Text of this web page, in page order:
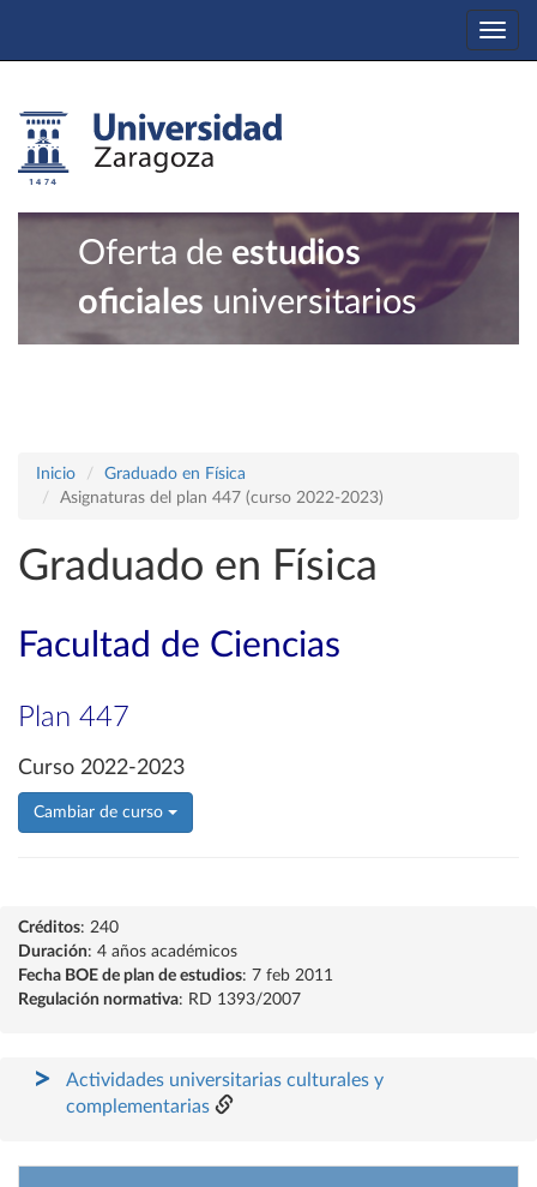
Oferta de estudios
oficiales universitarios
Inicio
Graduado en Física
Asignaturas del plan 447 (curso 2022-2023)
Graduado en Física
Facultad de Ciencias
Plan 447
Curso 2022-2023
Cambiar de curso
Créditos: 240
Duración: 4 años académicos
Fecha BOE de plan de estudios: 7 feb 2011
Regulación normativa: RD 1393/2007
Actividades universitarias culturales y
complementarias